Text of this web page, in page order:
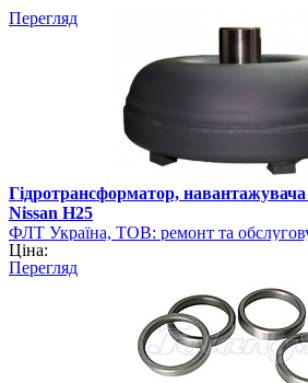
Перегляд
Гідротрансформатор,
Nissan Н25
ФЛТ Україна, ТОВ: ремонт та
навантажувально-розвантажувальної
Ціна:
Перегляд